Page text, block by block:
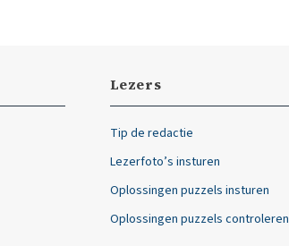
Lezers
Tip de redactie
Lezerfoto’s insturen
Oplossingen puzzels insturen
Oplossingen puzzels controleren